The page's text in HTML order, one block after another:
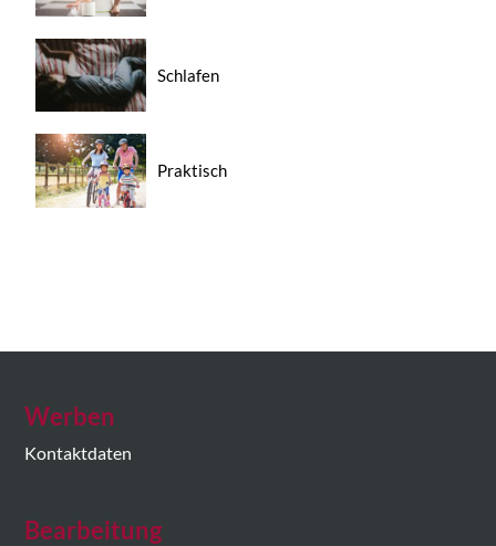
Schlafen
Praktisch
Werben
Kontaktdaten
Bearbeitung